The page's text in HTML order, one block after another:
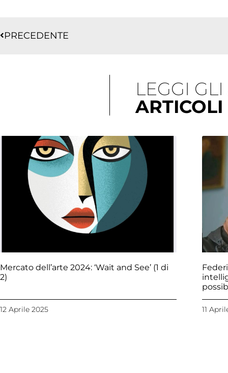
PRECEDENTE
LEGGI GLI
ARTICOLI
Mercato dell’arte 2024: ‘Wait and See’ (1 di
2)
12 Aprile 2025 11